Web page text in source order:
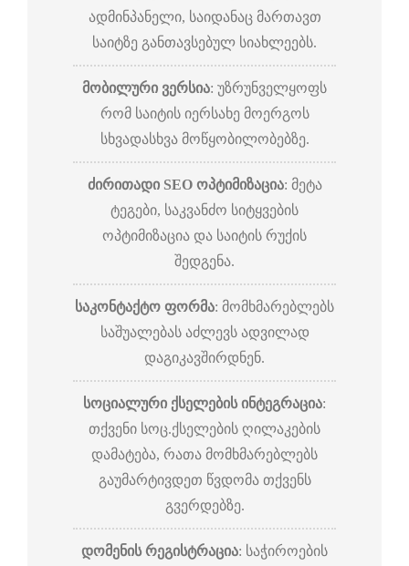
ადმინპანელი, საიდანაც მართავთ
საიტზე განთავსებულ სიახლეებს.
მობილური ვერსია: უზრუნველყოფს
რომ საიტის იერსახე მოერგოს
სხვადასხვა მოწყობილობებზე.
ძირითადი SEO ოპტიმიზაცია: მეტა
ტეგები, საკვანძო სიტყვების
ოპტიმიზაცია და საიტის რუქის
შედგენა.
საკონტაქტო ფორმა: მომხმარებლებს
საშუალებას აძლევს ადვილად
დაგიკავშირდნენ.
სოციალური ქსელების ინტეგრაცია:
თქვენი სოც.ქსელების ღილაკების
დამატება, რათა მომხმარებლებს
გაუმარტივდეთ წვდომა თქვენს
გვერდებზე.
დომენის რეგისტრაცია: საჭიროების